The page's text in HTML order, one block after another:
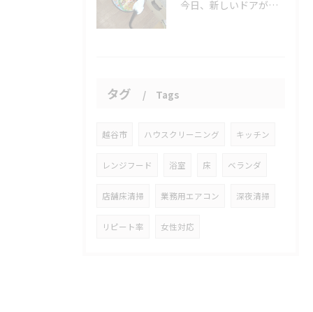
今日、新しいドアが開かれました。
タグ Tags
越谷市 ハウスクリーニング キッチン
レンジフード 浴室 床 ベランダ
店舗床清掃 業務用エアコン 深夜清掃
リピート率 女性対応